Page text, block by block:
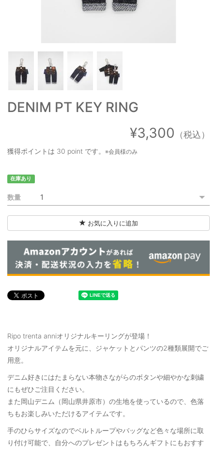
LADIES : レディース
TOPS : トップス
OUTERS : アウター
OUTLET : アウトレット
お買い物カゴ
ご利用ガイド
特定商取引法に基づく表記
ご利用規約
お問い合わせ
DENIM PT KEY RING
¥3,300 （税込）
獲得ポイントは 30 point です。 ※会員様のみ
在庫あり
数量
お気に入りに追加
Ripo trenta anniオリジナルキーリングが登場！
オリジナルアイテムを元に、ジャケットとパンツの2種類展開でご
用意。
デニム好きにはたまらない本物さながらのボタンや細やかな刺繍
にもぜひご注目ください。
また岡山デニム（岡山県井原市）の生地を使っているので、色落
ちもお楽しみいただけるアイテムです。
手のひらサイズなのでベルトループやバッグなど色々な場所に取
り付け可能で、自分へのプレゼントはもちろんギフトにもおすす